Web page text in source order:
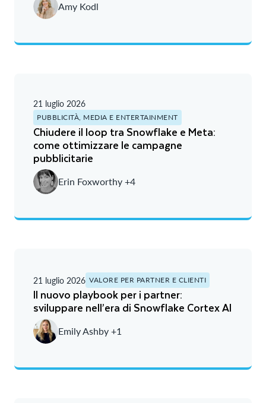
Amy Kodl
21 luglio 2026
PUBBLICITÀ, MEDIA E ENTERTAINMENT
Chiudere il loop tra Snowflake e Meta:
come ottimizzare le campagne
pubblicitarie
Erin Foxworthy +4
21 luglio 2026 VALORE PER PARTNER E CLIENTI
Il nuovo playbook per i partner:
sviluppare nell’era di Snowflake Cortex AI
Emily Ashby +1